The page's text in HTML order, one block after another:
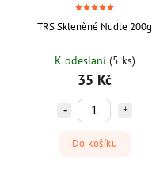
TRS Skleněné Nudle 200g
K odeslaní (5 ks)
35 Kč
Do košíku